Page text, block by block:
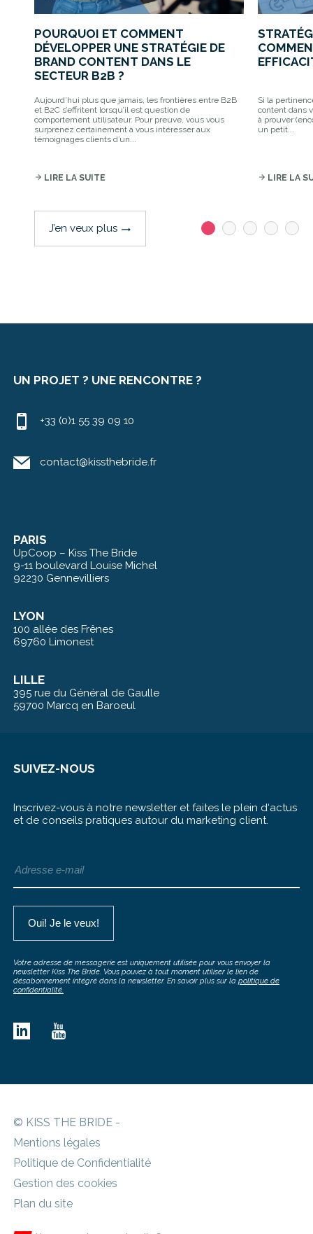
POURQUOI ET COMMENT
DÉVELOPPER UNE STRATÉGIE DE
BRAND CONTENT DANS LE
SECTEUR B2B ?
Aujourd’hui plus que jamais, les frontières entre B2B
et B2C s’effritent lorsqu’il est question de
comportement utilisateur. Pour preuve, vous vous
surprenez certainement à vous intéresser aux
témoignages clients d’un...
arrow_forward LIRE LA SUITE
Si la
content dans
à prouver
un petit...
arrow_forward LIRE LA
J’en veux plus trending_flat
UN PROJET ? UNE RENCONTRE ?
+33 (0)1 55 39 09 10
contact@kissthebride.fr
PARIS
UpCoop – Kiss The Bride
9-11 boulevard Louise Michel
92230 Gennevilliers
LYON
100 allée des Frênes
69760 Limonest
LILLE
395 rue du Général de Gaulle
59700 Marcq en Baroeul
SUIVEZ-NOUS
Inscrivez-vous à notre newsletter et faites le plein d‘actus
et de conseils pratiques autour du marketing client.
Votre adresse de messagerie est uniquement utilisée pour vous envoyer la
newsletter Kiss The Bride. Vous pouvez à tout moment utiliser le lien de
désabonnement intégré dans la newsletter. En savoir plus sur la politique de
confidentialité.
© KISS THE BRIDE -
Mentions légales
Politique de Confidentialité
Gestion des cookies
Plan du site